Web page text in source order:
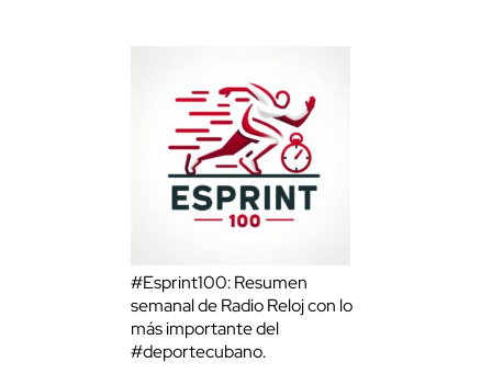
#Esprint100: Resumen
semanal de Radio Reloj con lo
más importante del
#deportecubano.